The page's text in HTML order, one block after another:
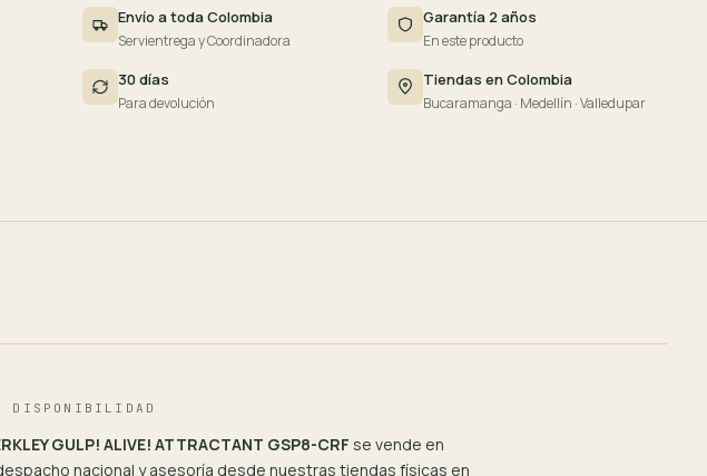
Envío a toda Colombia
Servientrega y Coordinadora
Garantía 2 años
En este producto
30 días
Para devolución
Tiendas en Colombia
Bucaramanga · Medellín · Valledupar
DISPONIBILIDAD
GULP! ALIVE! ATTRACTANT GSP8-CRF se vende en
nacional y asesoría desde nuestras tiendas físicas en